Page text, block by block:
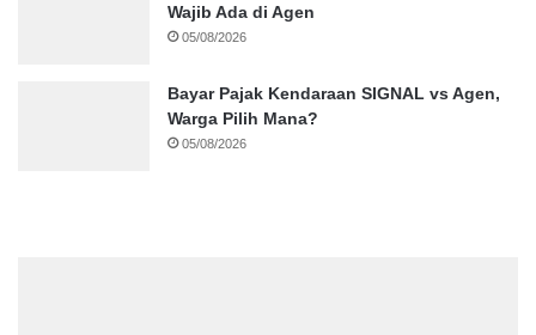
Wajib Ada di Agen
05/08/2026
Bayar Pajak Kendaraan SIGNAL vs Agen,
Warga Pilih Mana?
05/08/2026